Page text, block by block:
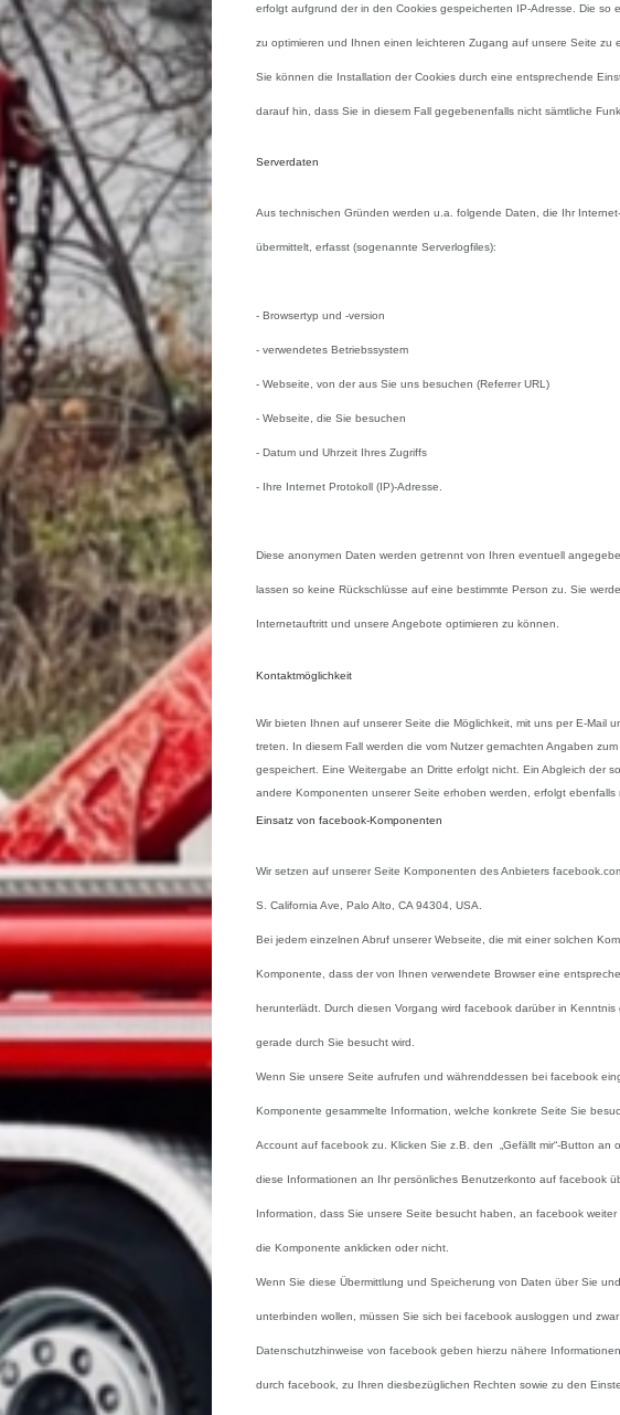
erfolgt aufgrund der in den Cookies gespeicherten IP-Adresse. Die
zu optimieren und Ihnen einen leichteren Zugang auf unsere Seite zu
Sie können die Installation der Cookies durch eine entsprechende
darauf hin, dass Sie in diesem Fall gegebenenfalls nicht sämtliche
Serverdaten
Aus technischen Gründen werden u.a. folgende Daten, die Ihr
übermittelt, erfasst (sogenannte Serverlogfiles):
- Browsertyp und -version
- verwendetes Betriebssystem
- Webseite, von der aus Sie uns besuchen (Referrer URL)
- Webseite, die Sie besuchen
- Datum und Uhrzeit Ihres Zugriffs
- Ihre Internet Protokoll (IP)-Adresse.
Diese anonymen Daten werden getrennt von Ihren eventuell
lassen so keine Rückschlüsse auf eine bestimmte Person zu. Sie
Internetauftritt und unsere Angebote optimieren zu können.
Kontaktmöglichkeit
Wir bieten Ihnen auf unserer Seite die Möglichkeit, mit uns per E-Mail
treten. In diesem Fall werden die vom Nutzer gemachten Angaben
gespeichert. Eine Weitergabe an Dritte erfolgt nicht. Ein Abgleich der
andere Komponenten unserer Seite erhoben werden, erfolgt ebenfalls
Einsatz von facebook-Komponenten
Wir setzen auf unserer Seite Komponenten des Anbieters
S. California Ave, Palo Alto, CA 94304, USA.
Bei jedem einzelnen Abruf unserer Webseite, die mit einer solchen
Komponente, dass der von Ihnen verwendete Browser eine
herunterlädt. Durch diesen Vorgang wird facebook darüber in
gerade durch Sie besucht wird.
Wenn Sie unsere Seite aufrufen und währenddessen bei facebook
Komponente gesammelte Information, welche konkrete Seite Sie
Account auf facebook zu. Klicken Sie z.B. den „Gefällt mir“-Button
diese Informationen an Ihr persönliches Benutzerkonto auf facebook
Information, dass Sie unsere Seite besucht haben, an facebook
die Komponente anklicken oder nicht.
Wenn Sie diese Übermittlung und Speicherung von Daten über Sie
unterbinden wollen, müssen Sie sich bei facebook ausloggen und
Datenschutzhinweise von facebook geben hierzu nähere
durch facebook, zu Ihren diesbezüglichen Rechten sowie zu den